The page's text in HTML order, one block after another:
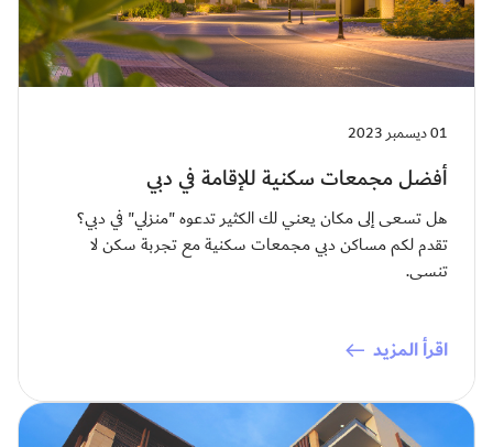
01 ديسمبر 2023
أفضل مجمعات سكنية للإقامة في دبي
هل تسعى إلى مكان يعني لك الكثير تدعوه "منزلي" في دبي؟
تقدم لكم مساكن دبي مجمعات سكنية مع تجربة سكن لا
تنسى.
اقرأ المزيد